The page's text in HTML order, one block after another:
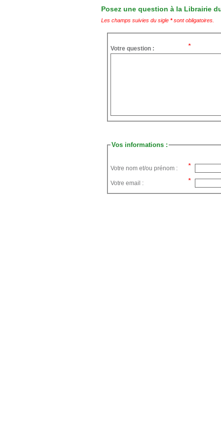
Posez une question à la Librairie
Les champs suivies du sigle *sont obligatoires.
Votre question :
Vos informations :
Votre nom et/ou prénom :
Votre email :